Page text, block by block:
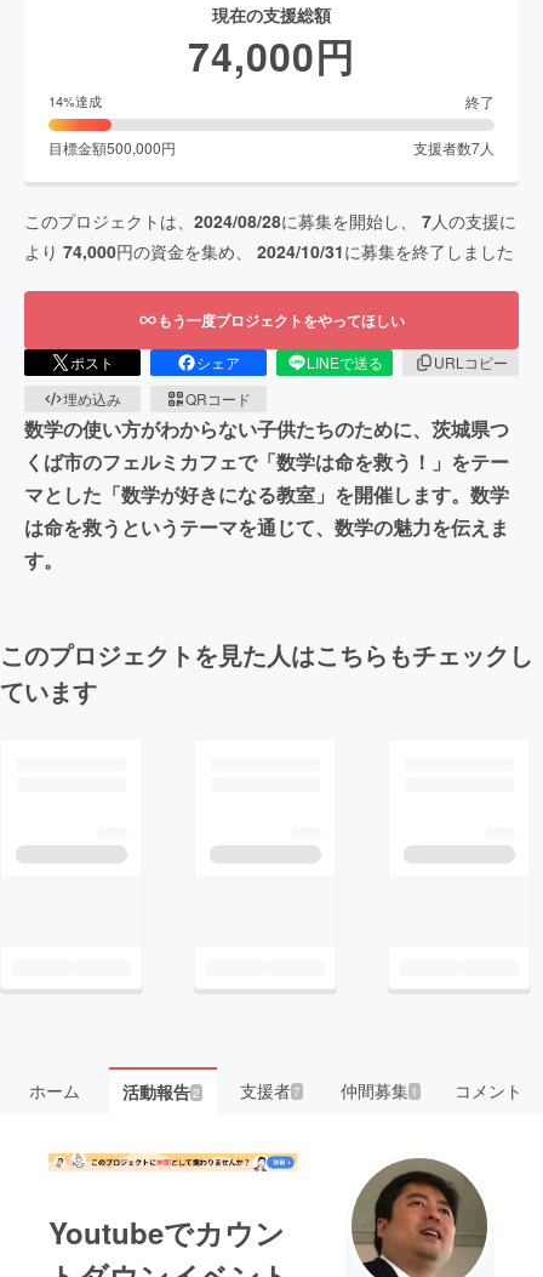
現在の支援総額
74,000円
14%達成 終了
目標金額500,000円 支援者数7人
このプロジェクトは、 2024/08/28に募集を開始し、 7人の支援に
より 74,000円の資金を集め、 2024/10/31に募集を終了しました
もう一度プロジェクトをやってほしい
ポスト シェア LINEで送る
URLコピー
埋め込み
QRコード
数学の使い方がわからない子供たちのために、茨城県つ
くば市のフェルミカフェで「数学は命を救う！」をテー
マとした「数学が好きになる教室」を開催します。数学
は命を救うというテーマを通じて、数学の魅力を伝えま
す。
このプロジェクトを見た人はこちらもチェックし
ています
ホーム 活動報告2 支援者7 仲間募集 1 コメント
Youtubeでカウン